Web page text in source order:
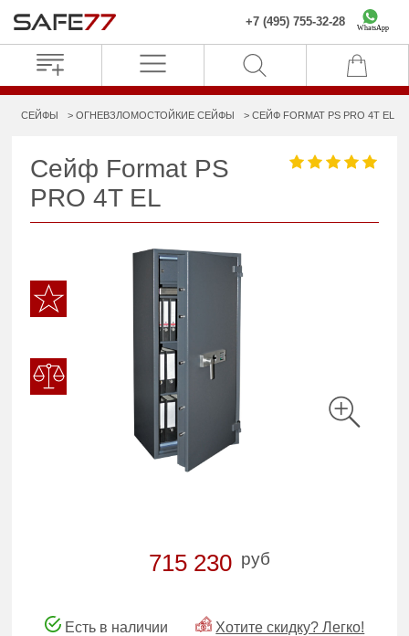
+7 (495) 755-32-28 WhatsApp
СЕЙФЫ ОГНЕВЗЛОМОСТОЙКИЕ СЕЙФЫ СЕЙФ FORMAT PS PRO 4T EL
Сейф Format PS
PRO 4T EL
715 230 руб
Есть в наличии Хотите скидку? Легко!